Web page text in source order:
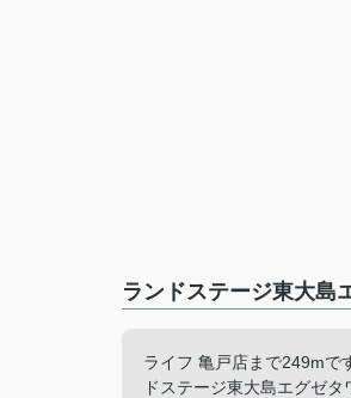
ランドステージ東大島
ライフ 亀戸店まで249mで
ドステージ東大島エグゼ